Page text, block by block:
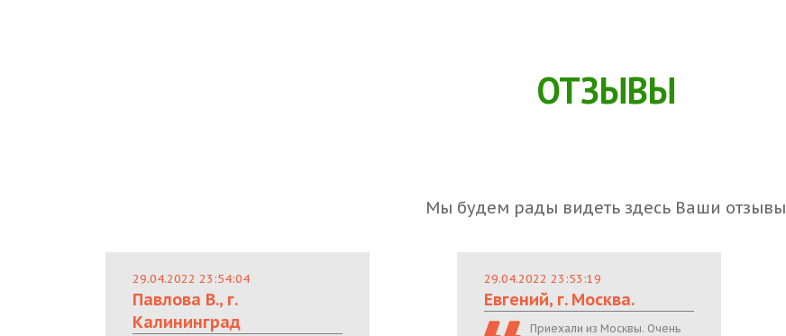
ОТЗЫВЫ
Мы будем рады видеть здесь Ваши отзывы
29.04.2022 23:54:04
Павлова В., г.
Калининград
29.04.2022 23:53:19
Евгений, г. Москва.
Приехали из Москвы. Очень